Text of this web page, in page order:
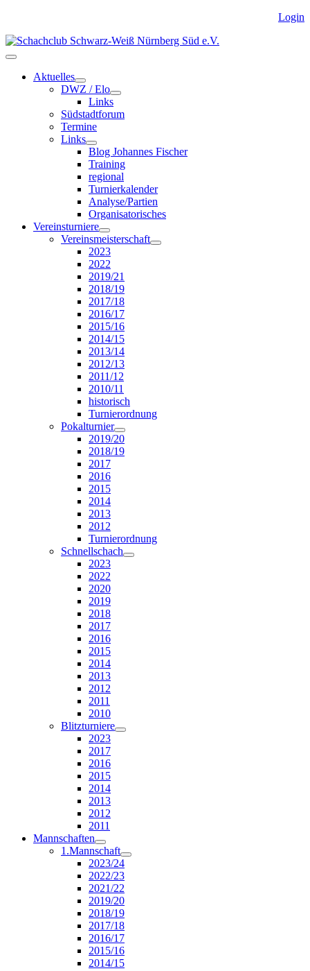
Login
Aktuelles
DWZ / Elo
Links
Südstadtforum
Termine
Links
Blog Johannes Fischer
Training
regional
Turnierkalender
Analyse/Partien
Organisatorisches
Vereinsturniere
Vereinsmeisterschaft
2023
2022
2019/21
2018/19
2017/18
2016/17
2015/16
2014/15
2013/14
2012/13
2011/12
2010/11
historisch
Turnierordnung
Pokalturnier
2019/20
2018/19
2017
2016
2015
2014
2013
2012
Turnierordnung
Schnellschach
2023
2022
2020
2019
2018
2017
2016
2015
2014
2013
2012
2011
2010
Blitzturniere
2023
2017
2016
2015
2014
2013
2012
2011
Mannschaften
1.Mannschaft
2023/24
2022/23
2021/22
2019/20
2018/19
2017/18
2016/17
2015/16
2014/15